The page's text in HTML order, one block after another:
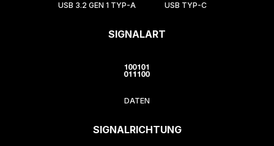
USB 3.2 GEN 1 TYP-A USB TYP-C
SIGNALART
DATEN
SIGNALRICHTUNG